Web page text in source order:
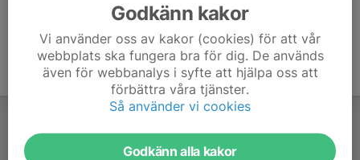
Godkänn kakor
Vi använder oss av kakor (cookies) för att vår
webbplats ska fungera bra för dig. De används
även för webbanalys i syfte att hjälpa oss att
förbättra våra tjänster.
Så använder vi cookies
Godkänn alla kakor